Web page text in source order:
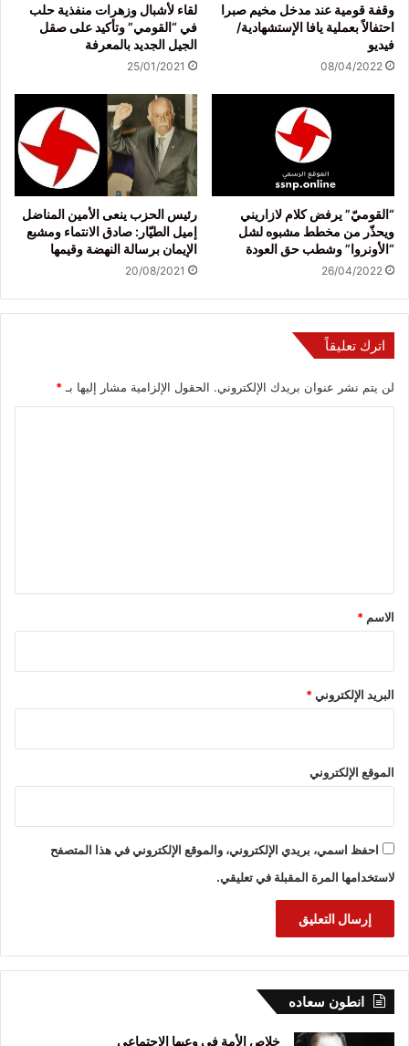
وقفة قومية عند مدخل مخيم صبرا
احتفالاً بعملية يافا الإستشهادية/
فيديو
08/04/2022
لقاء لأشبال وزهرات منفذية حلب
في “القومي” وتأكيد على صقل
الجيل الجديد بالمعرفة
25/01/2021
“القوميّ” يرفض كلام لازاريني
ويحذّر من مخطط مشبوه لشل
“الأونروا” وشطب حق العودة
26/04/2022
رئيس الحزب ينعى الأمين المناضل
إميل الطيّار: صادق الانتماء ومشبع
الإيمان برسالة النهضة وقيمها
20/08/2021
اترك تعليقاً
لن يتم نشر عنوان بريدك الإلكتروني. الحقول الإلزامية مشار إليها بـ*
*
الاسم *
البريد الإلكتروني*
الموقع الإلكتروني
احفظ اسمي، بريدي الإلكتروني، والموقع الإلكتروني في هذا المتصفح
لاستخدامها المرة المقبلة في تعليقي.
انطون سعاده
خلاص الأمة في وعيها الاجتماعي